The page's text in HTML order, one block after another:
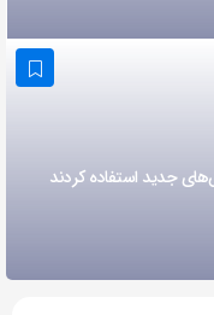
جدید استفاده کردند